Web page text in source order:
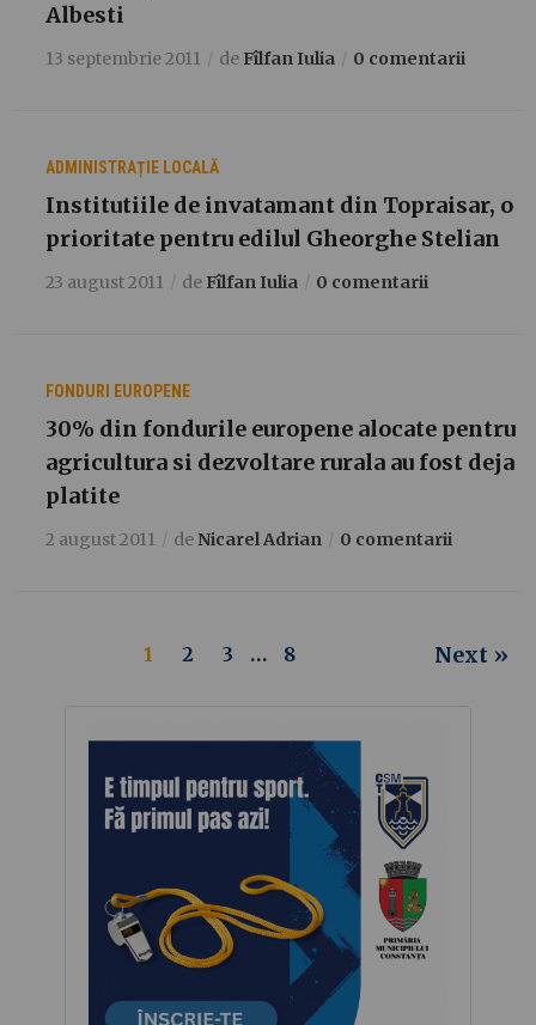
Albesti
13 septembrie 2011 de Fîlfan Iulia 0 comentarii
ADMINISTRAȚIE LOCALĂ
Institutiile de invatamant din Topraisar, o
prioritate pentru edilul Gheorghe Stelian
23 august 2011 de Fîlfan Iulia 0 comentarii
FONDURI EUROPENE
30% din fondurile europene alocate pentru
agricultura si dezvoltare rurala au fost deja
platite
2 august 2011 deNicarel Adrian 0 comentarii
1 2 3 … 8 Next »